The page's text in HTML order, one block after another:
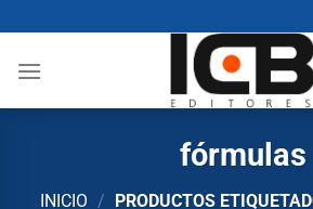
al
contenido
fórmulas
INICIO /
PRODUCTOS